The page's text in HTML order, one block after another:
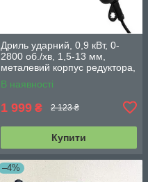
Дриль ударний, 0,9 кВт, 0-
2800 об./хв, 1,5-13 мм,
металевий корпус редуктора,
швидкозатискний патрон
INTERTOOL WT-0119
В наявності
1 999 ₴ 2 123 ₴
Купити
–4%